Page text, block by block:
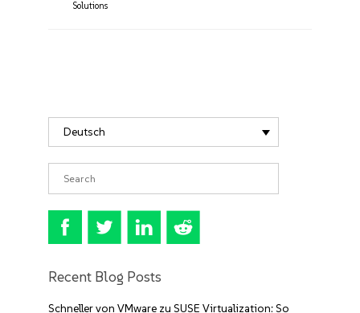
Solutions
Deutsch
Recent Blog Posts
Schneller von VMware zu SUSE Virtualization: So